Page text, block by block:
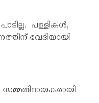
പള്ളികൾ,
വേദിയായി